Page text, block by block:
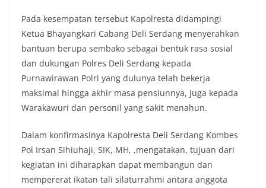
Pada kesempatan tersebut Kapolresta didampingi
Ketua Bhayangkari Cabang Deli Serdang menyerahkan
bantuan berupa sembako sebagai bentuk rasa sosial
dan dukungan Polres Deli Serdang kepada
Purnawirawan Polri yang dulunya telah bekerja
maksimal hingga akhir masa pensiunnya, juga kepada
Warakawuri dan personil yang sakit menahun.
Dalam konfirmasinya Kapolresta Deli Serdang Kombes
Pol Irsan Sihiuhaji, SIK, MH, ,mengatakan, tujuan dari
kegiatan ini diharapkan dapat membangun dan
mempererat ikatan tali silaturrahmi antara anggota